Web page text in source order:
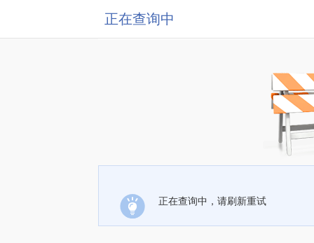
正在查询中
正在查询中，请刷新重试